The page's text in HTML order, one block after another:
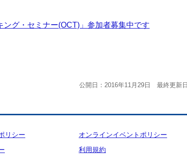
ング・セミナー(OCT)」参加者募集中です
公開日：2016年11月29日 最終更新
リシー
オンラインイベントポリシー
利用規約